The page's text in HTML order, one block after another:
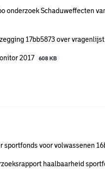
onderzoek Schaduweffecten
17bb5873 over
2017 608 KB
voor volwassenen
haalbaarheid